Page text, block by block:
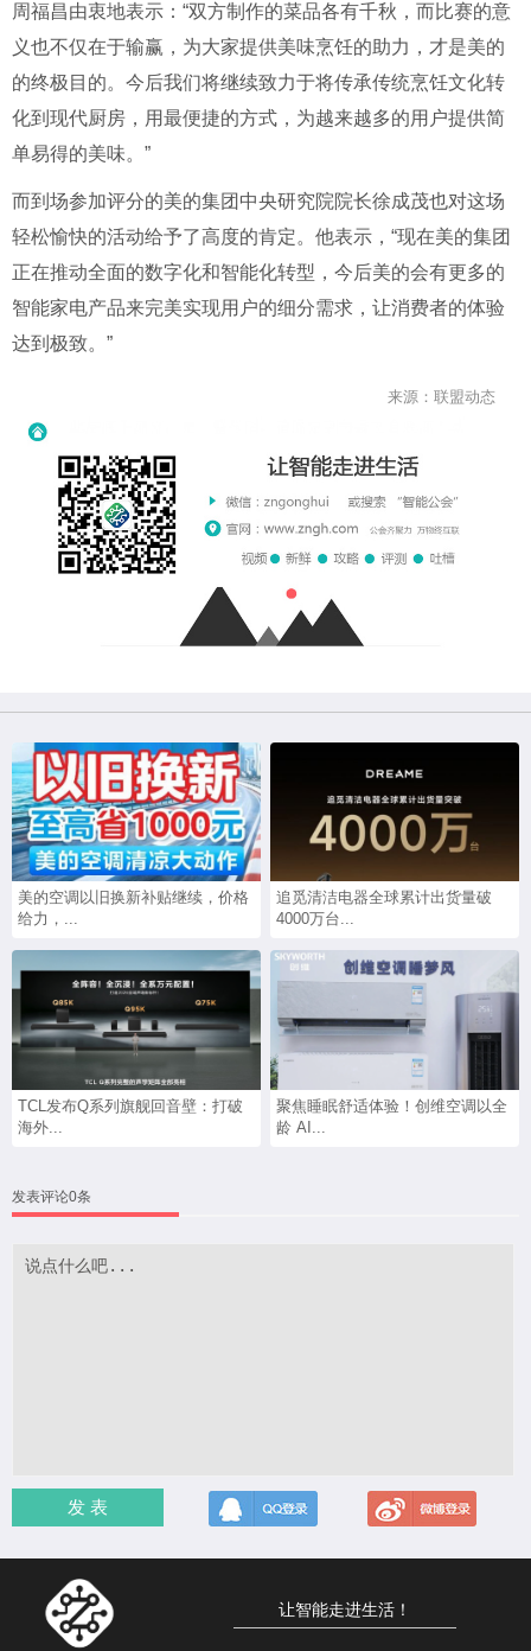
周福昌由衷地表示：“双方制作的菜品各有千秋，而比赛的意
义也不仅在于输赢，为大家提供美味烹饪的助力，才是美的
的终极目的。今后我们将继续致力于将传承传统烹饪文化转
化到现代厨房，用最便捷的方式，为越来越多的用户提供简
单易得的美味。”
而到场参加评分的美的集团中央研究院院长徐成茂也对这场
轻松愉快的活动给予了高度的肯定。他表示，“现在美的集团
正在推动全面的数字化和智能化转型，今后美的会有更多的
智能家电产品来完美实现用户的细分需求，让消费者的体验
达到极致。”
来源：联盟动态
美的空调以旧换新补贴继续，价格
给力，...
追觅清洁电器全球累计出货量破
4000万台...
TCL发布Q系列旗舰回音壁：打破
海外...
聚焦睡眠舒适体验！创维空调以全
龄 AI...
发表评论0条
发 表
让智能走进生活！